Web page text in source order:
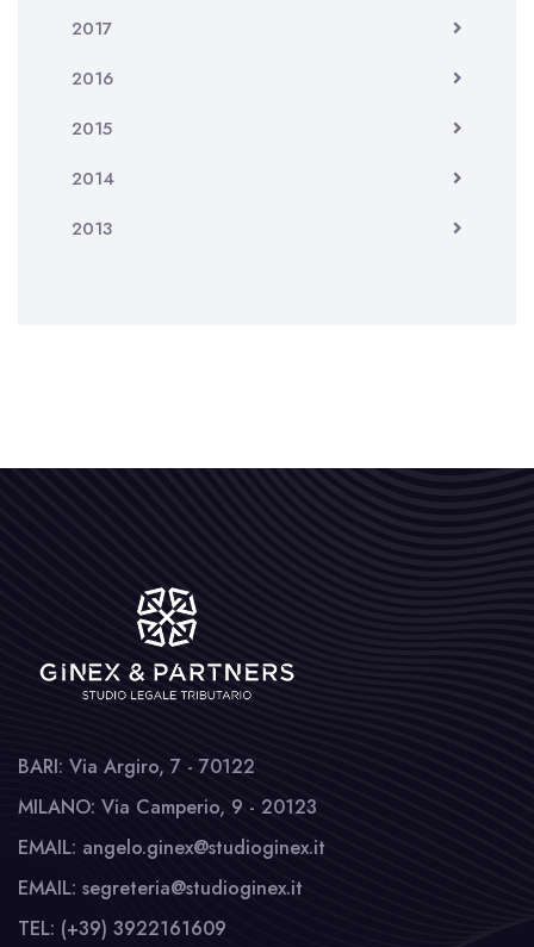
2017
2016
2015
2014
2013
BARI: Via Argiro, 7 - 70122
MILANO: Via Camperio, 9 - 20123
EMAIL: angelo.ginex@studioginex.it
EMAIL: segreteria@studioginex.it
TEL: (+39) 3922161609